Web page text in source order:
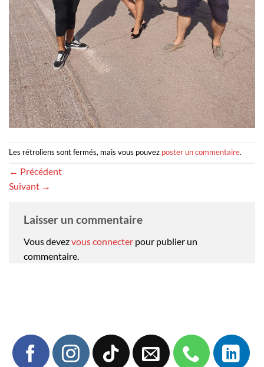
Les rétroliens sont fermés, mais vous pouvez poster un commentaire.
← Précédent
Suivant →
Laisser un commentaire
Vous devezvous connecter pour publier un
commentaire.